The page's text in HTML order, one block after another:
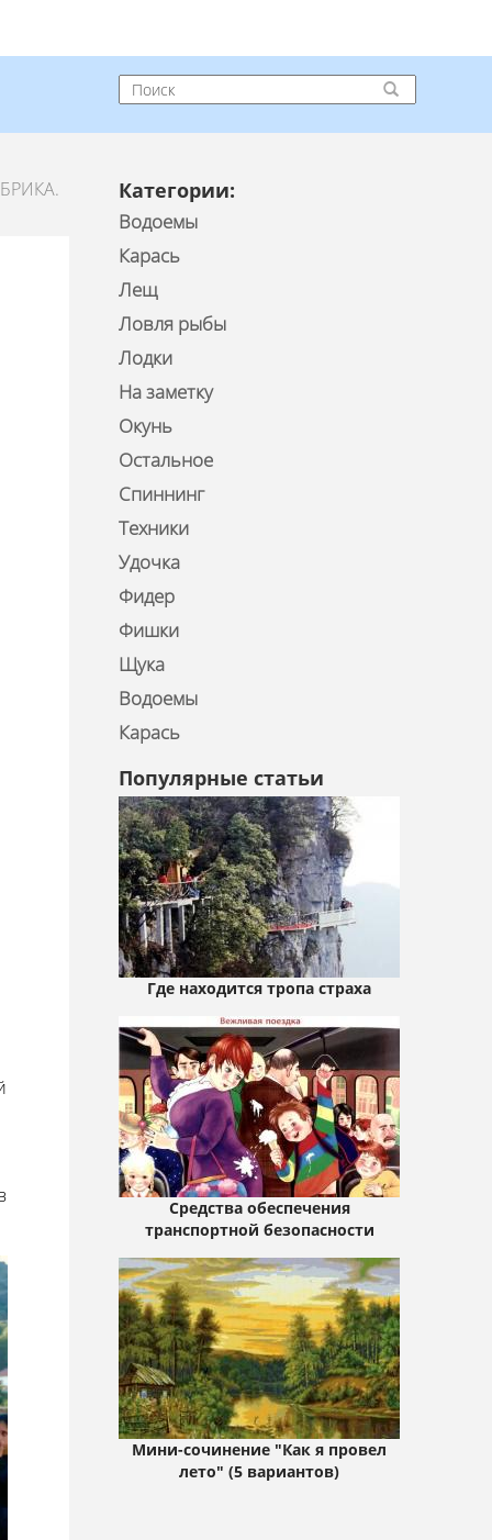
Категории:
Водоемы
Карась
Лещ
Ловля рыбы
Лодки
На заметку
Окунь
Остальное
Спиннинг
Техники
Удочка
Фидер
Фишки
Щука
Водоемы
Карась
Популярные статьи
Где находится тропа страха
Средства обеспечения
транспортной безопасности
Мини-сочинение "Как я провел
лето" (5 вариантов)